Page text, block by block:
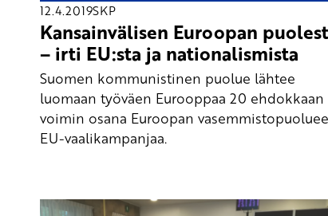
12.4.2019SKP
Kansainvälisen Euroopan
– irti EU:sta ja nationalismista
Suomen kommunistinen puolue lähtee
luomaan työväen Eurooppaa 20 ehdokkaan
voimin osana Euroopan
EU-vaalikampanjaa.